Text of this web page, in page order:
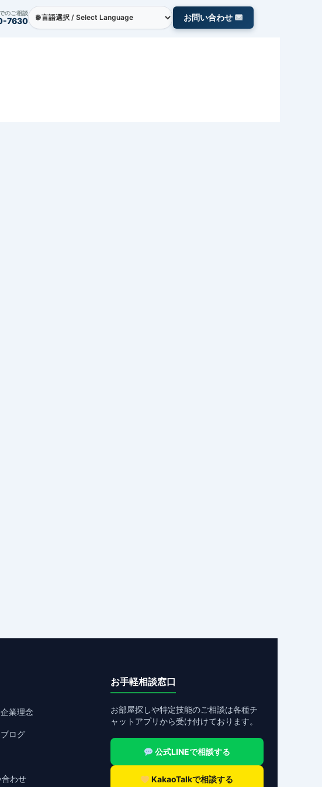
のご相談
7630 お問い合わせ
業理念
ログ
合わせ
お手軽相談窓口
お部屋探しや特定技能のご相談は各種チ
ャットアプリから受け付けております。
公式LINEで相談する
KakaoTalkで相談する